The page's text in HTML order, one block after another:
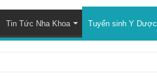
Tin Tức Nha Khoa Tuyển sinh Y Dược